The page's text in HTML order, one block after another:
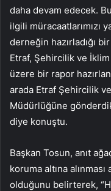
daha devam edecek.
ilgili müracaatlarımızı
derneğin hazırladığı
Etraf, Şehircilik ve
üzere bir rapor
arada Etraf Şehircilik
Müdürlüğüne
diye konuştu.
Başkan Tosun, anıt
koruma altına alınması
olduğunu belirterek,